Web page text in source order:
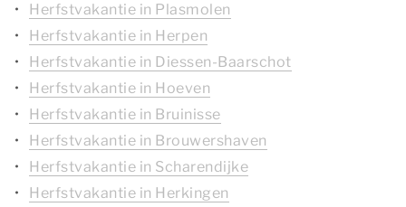
Herfstvakantie in Plasmolen
Herfstvakantie in Herpen
Herfstvakantie in Diessen-Baarschot
Herfstvakantie in Hoeven
Herfstvakantie in Bruinisse
Herfstvakantie in Brouwershaven
Herfstvakantie in Scharendijke
Herfstvakantie in Herkingen